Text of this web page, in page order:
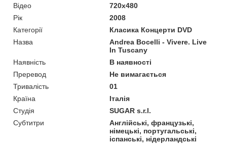
Відео
720x480
Рік
2008
Категорії
Класика Концерти DVD
Назва
Andrea Bocelli - Vivere. Live
In Tuscany
Наявність
В наявності
Преревод
Не вимагається
Тривалість
01
Країна
Італія
Студія
SUGAR s.r.l.
Субтитри
Англійські, французькі,
німецькі, португальські,
іспанські, нідерландські